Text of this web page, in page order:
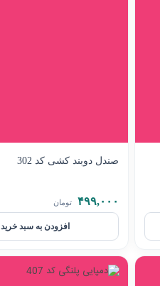
صندل دوبند کشی کد 302
۴۹۹,۰۰۰ تومان
افزودن به سبد خرید